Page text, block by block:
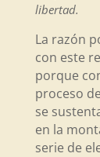
libertad.
La razón
con este
porque
proceso
se
en la
serie de